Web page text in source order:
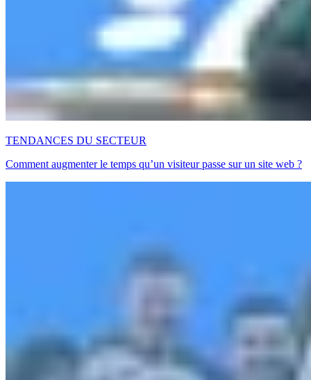
TENDANCES DU SECTEUR
Comment augmenter le temps qu’un visiteur passe sur un site web ?